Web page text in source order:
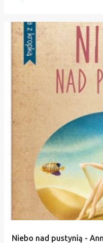
Niebo nad pustynią -